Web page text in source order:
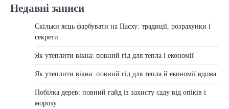
Недавні записи
Скільки яєць фарбувати на Пасху: традиції, розрахунки і
секрети
Як утеплити вікна: повний гід для тепла і економії
Як утеплити вікна: повний гід для тепла й економії вдома
Побілка дерев: повний гайд із захисту саду від опіків і
морозу